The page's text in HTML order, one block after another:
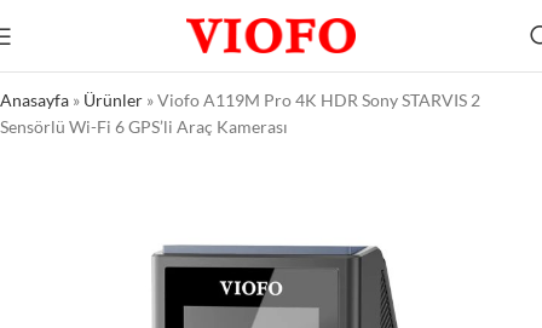
Anasayfa » Ürünler »Viofo A119M Pro 4K HDR Sony STARVIS 2
Sensörlü Wi-Fi 6 GPS’li Araç Kamerası